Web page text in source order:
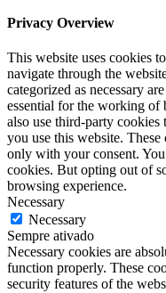
Privacy Overview
This website uses cookies
navigate through the
categorized as necessary
essential for the working of
also use third-party cookies
you use this website.
only with your consent.
cookies. But opting out of
browsing experience.
Necessary
Necessary
Sempre ativado
Necessary cookies are
function properly. These
security features of the